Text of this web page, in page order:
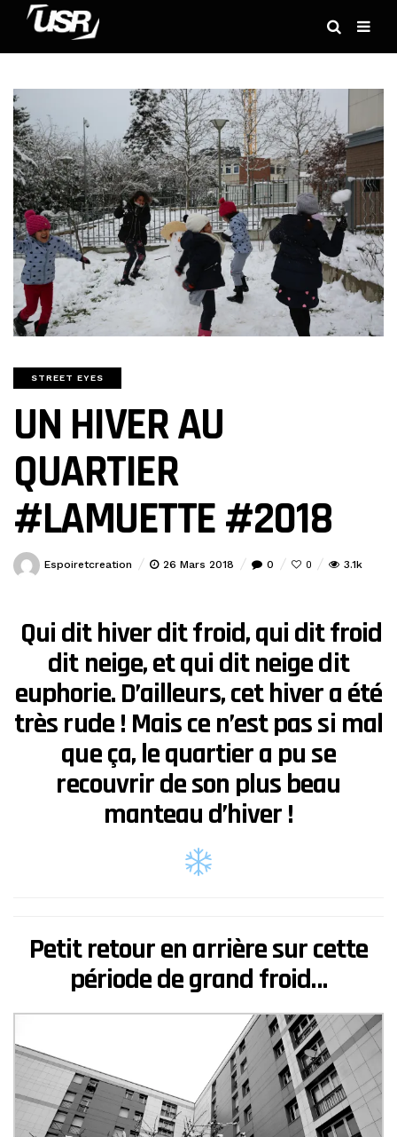
STREET EYES
UN HIVER AU
QUARTIER
#LAMUETTE #2018
Espoiretcreation 26 Mars 2018 0 0 3.1k
Qui dit hiver dit froid, qui dit froid
dit neige, et qui dit neige dit
euphorie.D’ailleurs, cet hiver a été
très rude ! Mais ce n’est pas si mal
que ça,le quartier a pu se
recouvrir de son plus beau
manteau d’hiver !
Petit retour en arrière sur cette
période degrand froid…